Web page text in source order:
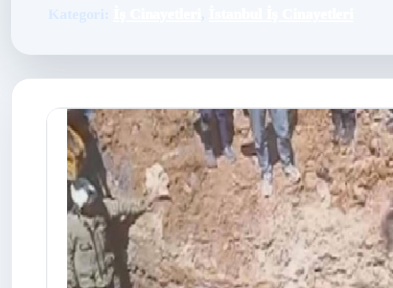
Kategori: ,